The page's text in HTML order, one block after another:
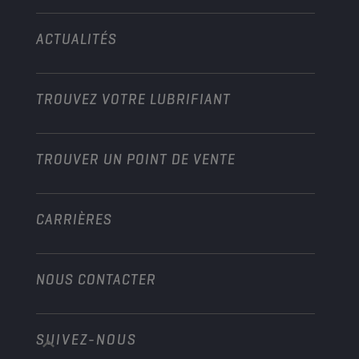
Moto et Véhicules tout-terrain
Industrie
Marine
Technologie
Partenariats dans les sports mécaniques
Véhicules légers
Motos
Poids lourds
ACTUALITÉS
TROUVEZ VOTRE LUBRIFIANT
TROUVER UN POINT DE VENTE
CARRIÈRES
NOUS CONTACTER
info@championlubes.com
SUIVEZ-NOUS